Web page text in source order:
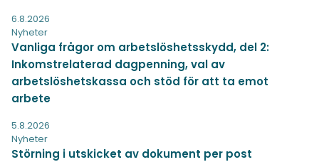
6.8.2026
Nyheter
Vanliga frågor om arbetslöshetsskydd, del 2:
Inkomstrelaterad dagpenning, val av
arbetslöshetskassa och stöd för att ta emot
arbete
5.8.2026
Nyheter
Störning i utskicket av dokument per post